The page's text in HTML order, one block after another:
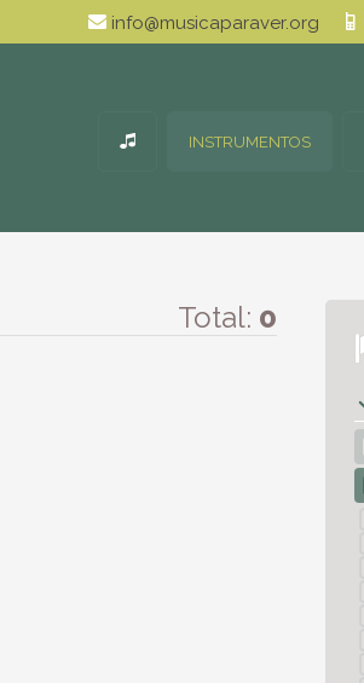
info@musicaparaver.org
INSTRUMENTOS
Total: 0